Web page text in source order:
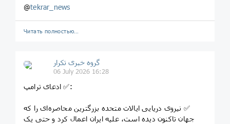
@tekrar_news
Читать полностью…
گروه خبری تکرار
06 July 2026 16:28
‏✅ ادعای ترامپ:
‏✅ نیروی دریایی ایالات متحده بزرگترین محاصره‌ای را که
جهان تاکنون دیده است، علیه ایران اعمال کرد و حتی یک